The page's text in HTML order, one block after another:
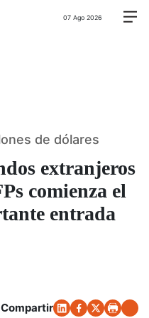
07 Ago 2026
extranjeros
comienza el
entrada
de dólares
Compartir